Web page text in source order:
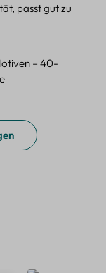
passt gut zu
– 40-